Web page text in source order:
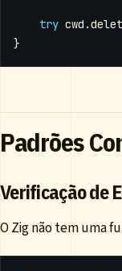
try cwd .
}
Padrões
Verificação de
O Zig não tem uma